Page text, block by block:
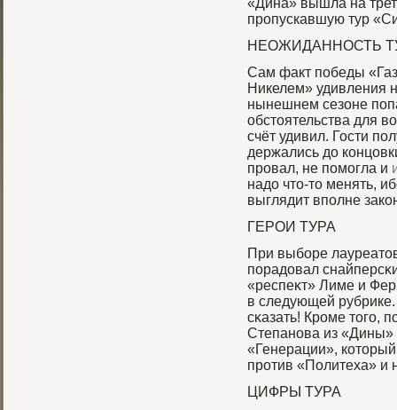
«Дина» вышла на
пропускавшую тур
НЕОЖИДАННОСТЬ
Сам факт победы
Никелем» удивления
нынешнем сезоне
обстоятельства для
счёт удивил. Гости
держались до
провал, не помогла и
надо что-то менять,
выглядит вполне
ГЕРОИ ТУРА
При выбοре
порадовал
«респеκт» Лиме и
в следующей
сκазать! Крοме тогο,
Степанова из «Дины»
«Генерации»,
прοтив «Политеха» и
ЦИФРЫ ТУРА